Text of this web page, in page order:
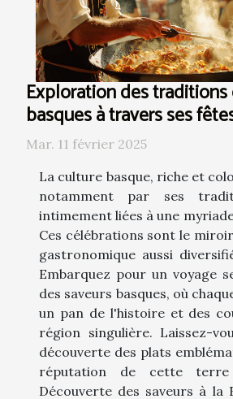
Exploration des
basques à travers ses
Mar. 11 février 2025
La culture basque, riche et
notamment par ses
intimement liées à une
Ces célébrations sont le
gastronomique aussi
Embarquez pour un voyage
des saveurs basques, où
un pan de l'histoire et des
région singulière. Laissez-
découverte des plats
réputation de cette
Découverte des saveurs à la